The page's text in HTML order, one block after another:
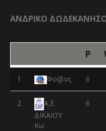
ΑΝΔΡΙΚΟ
P
1 Φοίβος 6
2
Α.Ε.
ΔΙΚΑΙΟΥ
Κω
6